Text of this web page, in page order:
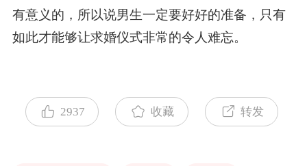
有意义的，所以说男生一定要好好的准备，只有
如此才能够让求婚仪式非常的令人难忘。
2937 收藏 转发